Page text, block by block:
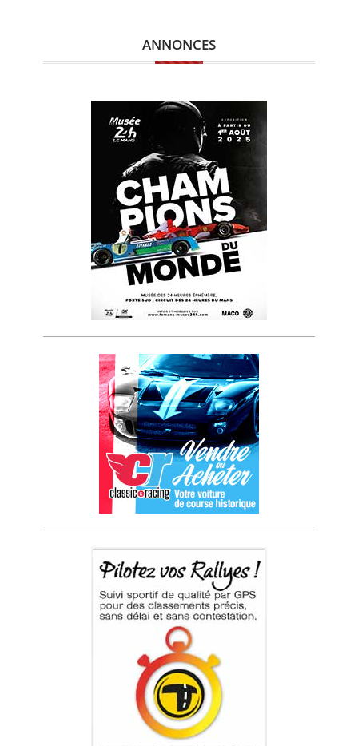
ANNONCES